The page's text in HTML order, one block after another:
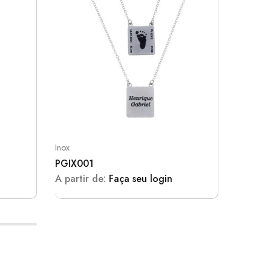
Inox
PGIX001
A partir de: Faça seu login